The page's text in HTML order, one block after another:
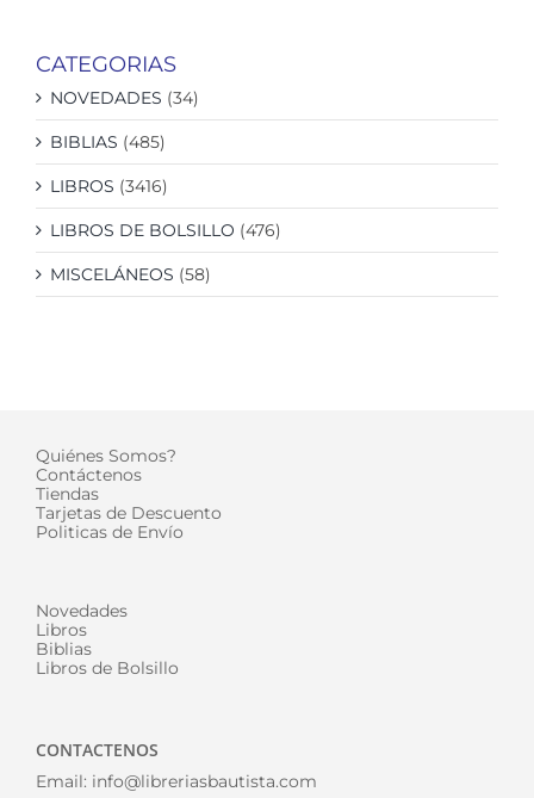
CATEGORIAS
NOVEDADES (34)
BIBLIAS (485)
LIBROS (3416)
LIBROS DE BOLSILLO (476)
MISCELÁNEOS (58)
Quiénes Somos?
Contáctenos
Tiendas
Tarjetas de Descuento
Politicas de Envío
Novedades
Libros
Biblias
Libros de Bolsillo
CONTACTENOS
Email: info@libreriasbautista.com